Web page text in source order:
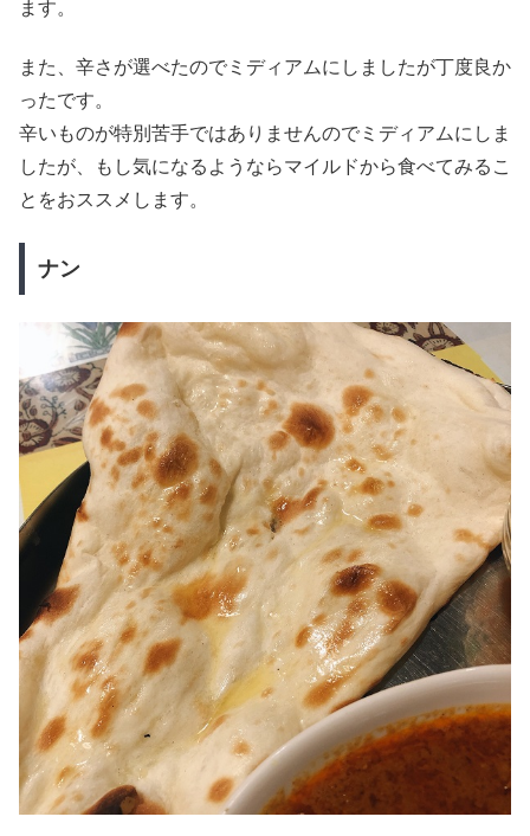
ます。
また、辛さが選べたのでミディアムにしましたが丁度良か
ったです。
辛いものが特別苦手ではありませんのでミディアムにしま
したが、もし気になるようならマイルドから食べてみるこ
とをおススメします。
ナン